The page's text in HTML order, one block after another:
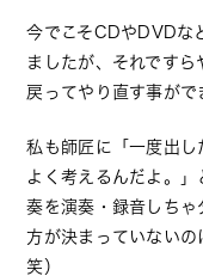
今でこそCDやDVDな
ましたが、それです
戻ってやり直す事がで
私も師匠に「一度出し
よく考えるんだよ。
奏を演奏・録音しちゃ
方が決まっていないの
笑）